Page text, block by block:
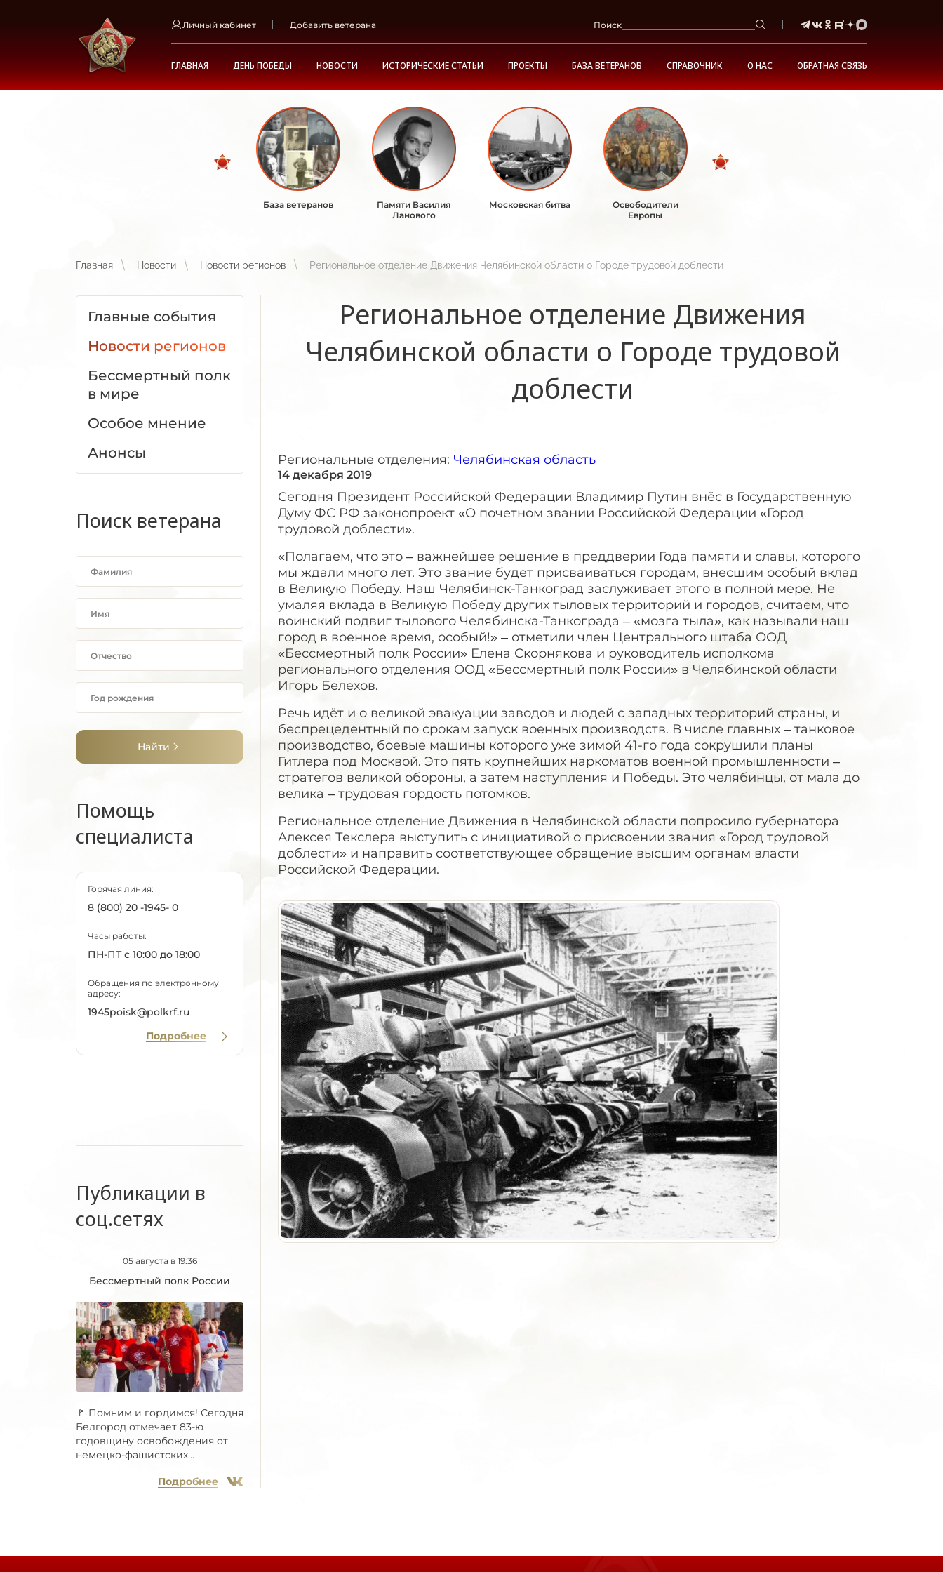
Личный кабинет Добавить ветерана Поиск
ГЛАВНАЯ ДЕНЬ ПОБЕДЫ НОВОСТИ ИСТОРИЧЕСКИЕ СТАТЬИ ПРОЕКТЫ БАЗА ВЕТЕРАНОВ СПРАВОЧНИК О НАС ОБРАТНАЯ СВЯЗЬ
База ветеранов
Памяти Василия
Ланового
Московская битва
Освободители
Европы
Главная Новости Новости регионов Региональное отделение Движения Челябинской области о Городе трудовой доблести
Главные события
Новости регионов
Бессмертный полк
в мире
Особое мнение
Анонсы
Поиск ветерана
Найти
Помощь
специалиста
Горячая линия:
8 (800) 20 -1945- 0
Часы работы:
ПН-ПТ с 10:00 до 18:00
Обращения по электронному
адресу:
1945poisk@polkrf.ru
Подробнее
Публикации в
соц.сетях
05 августа в 19:36
Бессмертный полк России
🚩 Помним и гордимся! Сегодня
Белгород отмечает 83-ю
годовщину освобождения от
немецко-фашистских...
Подробнее
Региональное отделение Движения
Челябинской области о Городе трудовой
доблести
Региональные отделения: Челябинская область
14 декабря 2019
Сегодня Президент Российской Федерации Владимир Путин внёс в Государственную
Думу ФС РФ законопроект «О почетном звании Российской Федерации «Город
трудовой доблести».
«Полагаем, что это – важнейшее решение в преддверии Года памяти и славы, которого
мы ждали много лет. Это звание будет присваиваться городам, внесшим особый вклад
в Великую Победу. Наш Челябинск-Танкоград заслуживает этого в полной мере. Не
умаляя вклада в Великую Победу других тыловых территорий и городов, считаем, что
воинский подвиг тылового Челябинска-Танкограда – «мозга тыла», как называли наш
город в военное время, особый!» – отметили член Центрального штаба ООД
«Бессмертный полк России» Елена Скорнякова и руководитель исполкома
регионального отделения ООД «Бессмертный полк России» в Челябинской области
Игорь Белехов.
Речь идёт и о великой эвакуации заводов и людей с западных территорий страны, и
беспрецедентный по срокам запуск военных производств. В числе главных – танковое
производство, боевые машины которого уже зимой 41-го года сокрушили планы
Гитлера под Москвой. Это пять крупнейших наркоматов военной промышленности –
стратегов великой обороны, а затем наступления и Победы. Это челябинцы, от мала до
велика – трудовая гордость потомков.
Региональное отделение Движения в Челябинской области попросило губернатора
Алексея Текслера выступить с инициативой о присвоении звания «Город трудовой
доблести» и направить соответствующее обращение высшим органам власти
Российской Федерации.